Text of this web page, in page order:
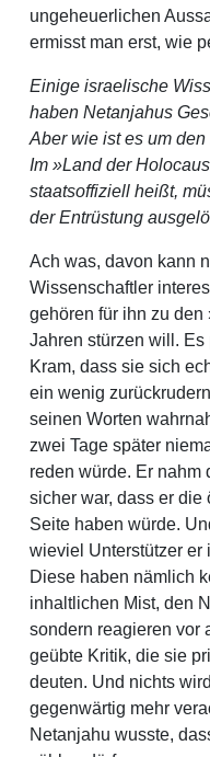
ungeheuerlichen
ermisst man erst, wie
Einige israelische
haben Netanjahus
Aber wie ist es um
Im »Land der
staatsoffiziell heißt,
der Entrüstung
Ach was, davon kann
Wissenschaftler
gehören für ihn zu
Jahren stürzen will.
Kram, dass sie sich
ein wenig
seinen Worten
zwei Tage später
reden würde. Er nahm
sicher war, dass er
Seite haben würde.
wieviel Unterstützer er
Diese haben nämlich
inhaltlichen Mist, den
sondern reagieren vor
geübte Kritik, die sie
deuten. Und nichts
gegenwärtig mehr
Netanjahu wusste,